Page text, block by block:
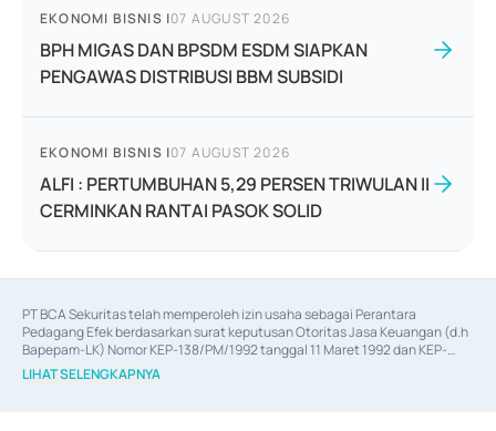
EKONOMI BISNIS |07 AUGUST 2026
BPH MIGAS DAN BPSDM ESDM SIAPKAN
PENGAWAS DISTRIBUSI BBM SUBSIDI
EKONOMI BISNIS |07 AUGUST 2026
ALFI : PERTUMBUHAN 5,29 PERSEN TRIWULAN II
CERMINKAN RANTAI PASOK SOLID
PT BCA Sekuritas telah memperoleh izin usaha sebagai Perantara
Pedagang Efek berdasarkan surat keputusan Otoritas Jasa Keuangan (d.h
Bapepam-LK) Nomor KEP-138/PM/1992 tanggal 11 Maret 1992 dan KEP-
06/D.04/2014 tanggal 28 Februari 2014, izin usaha sebagai Penjamin Emisi
Efek berdasarkan surat keputusan Otoritas Jasa Keuangan Nomor KEP-
LIHAT SELENGKAPNYA